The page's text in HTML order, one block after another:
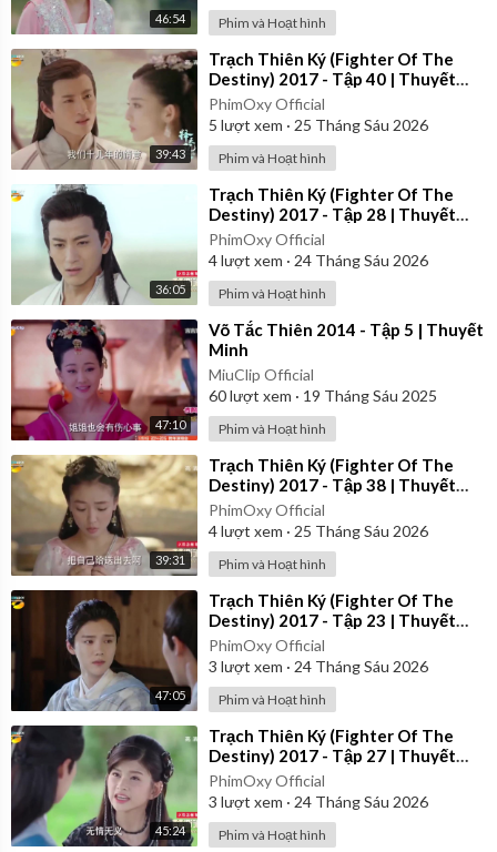
46:54 Phim và Hoạt hình
39:43
⁣Trạch Thiên Ký (Fighter Of The
Destiny) 2017 - Tập 40 | Thuyết
Minh
PhimOxy Official
5 lượt xem · 25 Tháng Sáu 2026
Phim và Hoạt hình
36:05
⁣Trạch Thiên Ký (Fighter Of The
Destiny) 2017 - Tập 28 | Thuyết
Minh
PhimOxy Official
4lượt xem · 24 Tháng Sáu 2026
Phim và Hoạt hình
47:10
⁣Võ Tắc Thiên 2014 - Tập 5 | Thuyết
Minh
MiuClip Official
60lượt xem · 19 Tháng Sáu 2025
Phim và Hoạt hình
39:31
⁣Trạch Thiên Ký (Fighter Of The
Destiny) 2017 - Tập 38 | Thuyết
Minh
PhimOxy Official
4lượt xem · 25 Tháng Sáu 2026
Phim và Hoạt hình
47:05
⁣Trạch Thiên Ký (Fighter Of The
Destiny) 2017 - Tập 23 | Thuyết
Minh
PhimOxy Official
3 lượt xem · 24 Tháng Sáu 2026
Phim và Hoạt hình
45:24
⁣Trạch Thiên Ký (Fighter Of The
Destiny) 2017 - Tập 27 | Thuyết
Minh
PhimOxy Official
3 lượt xem · 24 Tháng Sáu 2026
Phim và Hoạt hình